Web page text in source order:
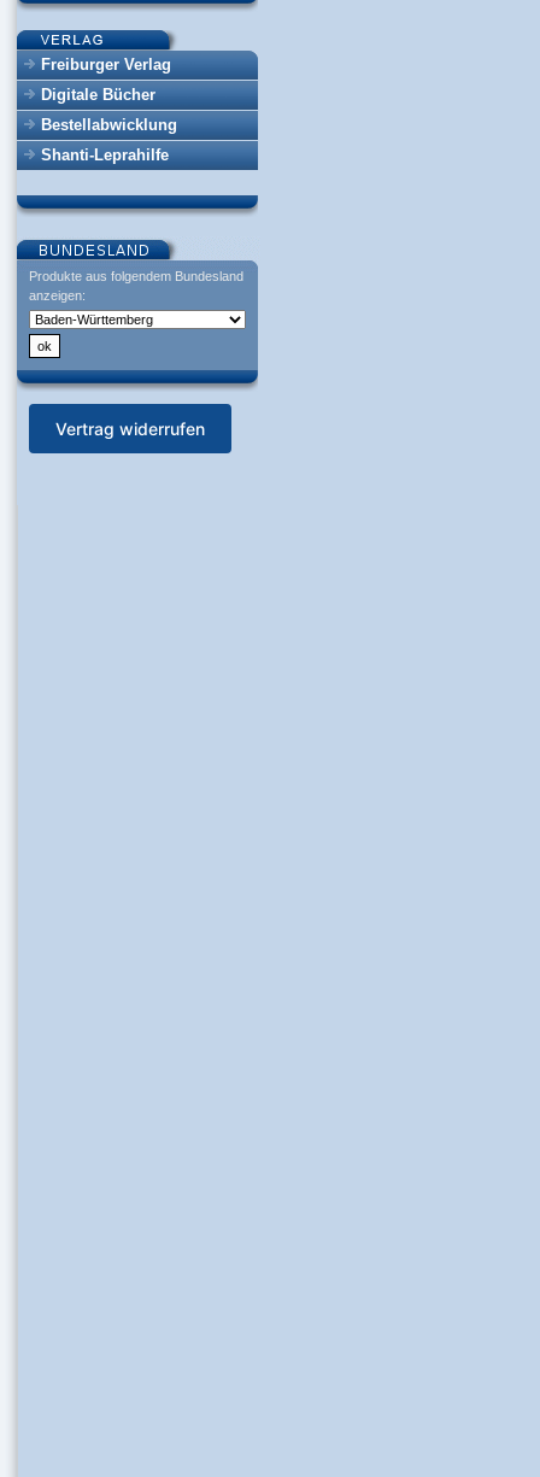
Freiburger Verlag
Digitale Bücher
Bestellabwicklung
Shanti-Leprahilfe
Produkte aus folgendem Bundesland
anzeigen:
Vertrag widerrufen